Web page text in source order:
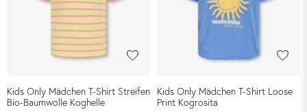
Kids Only Mädchen T-Shirt Streifen
Bio-Baumwolle Koghelle
Kids Only Mädchen T-Shirt Loose
Print Kogrosita